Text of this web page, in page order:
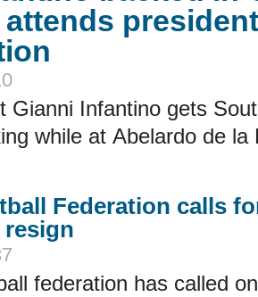
attends president
Gianni Infantino gets
while at Abelardo de la
Federation calls
federation has called